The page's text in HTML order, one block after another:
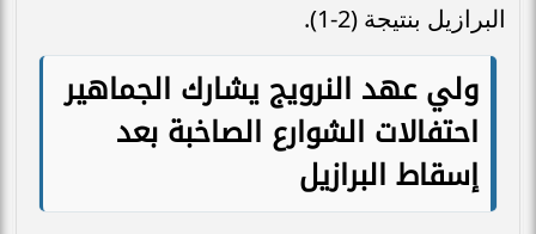
البرازيل بنتيجة (2-1).
ولي عهد النرويج يشارك الجماهير
احتفالات الشوارع الصاخبة بعد
إسقاط البرازيل